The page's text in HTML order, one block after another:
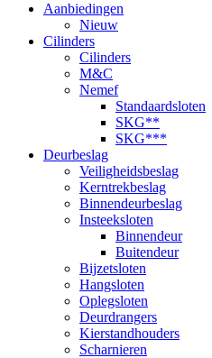
Aanbiedingen
Nieuw
Cilinders
Cilinders
M&C
Nemef
Standaardsloten
SKG**
SKG***
Deurbeslag
Veiligheidsbeslag
Kerntrekbeslag
Binnendeurbeslag
Insteeksloten
Binnendeur
Buitendeur
Bijzetsloten
Hangsloten
Oplegsloten
Deurdrangers
Kierstandhouders
Scharnieren